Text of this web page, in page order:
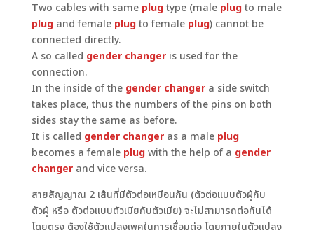
Two cables with same plugtype (male plugto male
plugand female plugto female plug) cannot be
connected directly.
A so called gender changeris used for the
connection.
In the inside of the gender changera side switch
takes place, thus the numbers of the pins on both
sides stay the same as before.
It is called gender changeras a male plug
becomes a female plugwith the help of a gender
changerand vice versa.
สายสัญญาณ 2 เส้นที่มีตัวต่อเหมือนกัน (ตัวต่อแบบตัวผู้กับ
ตัวผู้ หรือ ตัวต่อแบบตัวเมียกับตัวเมีย) จะไม่สามารถต่อกันได้
โดยตรง ต้องใช้ตัวแปลงเพศในการเชื่อมต่อ โดยภายในตัวแปลง